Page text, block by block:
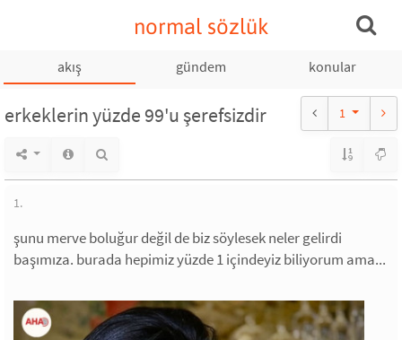
normal sözlük
akış gündem konular
erkeklerin yüzde 99'u şerefsizdir 1
1.
şunu merve boluğur değil de biz söylesek neler gelirdi
başımıza. burada hepimiz yüzde 1 içindeyiz biliyorum ama...